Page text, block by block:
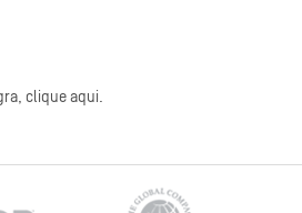
clique aqui.